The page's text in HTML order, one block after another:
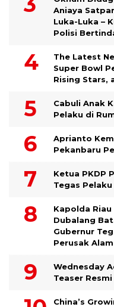
Aniaya
Luka-Luka –
Polisi
The Latest
Super Bowl
Rising Stars,
Cabuli Anak
Pelaku di
Aprianto
Pekanbaru
Ketua PKDP
Tegas
Kapolda
Dubalang
Gubernur
Perusak Alam
Wednesday
Teaser
China’s